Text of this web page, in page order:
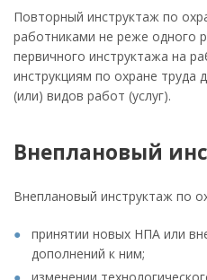
Повторный инструктаж по
работниками не реже одного
первичного инструктажа на
инструкциям по охране труда
(или) видов работ (услуг).
Внеплановый
Внеплановый инструктаж по
принятии новых НПА или
дополнений к ним;